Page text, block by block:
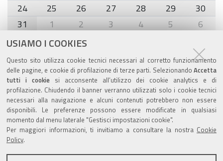
USIAMO I COOKIES
Questo sito utilizza cookie tecnici necessari al corretto funzionamento
delle pagine, e cookie di profilazione di terze parti. Selezionando Accetta
tutti i cookiesi acconsente all’utilizzo dei cookie analytics e di
profilazione. Chiudendo il banner verranno utilizzati solo i cookie tecnici
necessari alla navigazione e alcuni contenuti potrebbero non essere
disponibili. Le preferenze possono essere modificate in qualsiasi
momento dal menu laterale "Gestisci impostazioni cookie".
Per maggiori informazioni, ti invitiamo a consultare la nostra Cookie
Policy.
24
25 26 27 28 29
30
31
1 2 3 4 5 6
Agenda eventi
torna alla sezione
Valuta questo sito